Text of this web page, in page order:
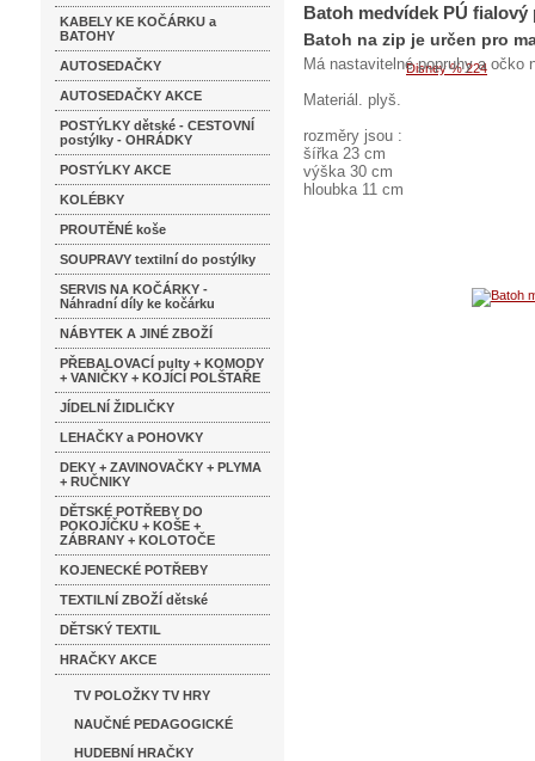
KABELY KE KOČÁRKU a
BATOHY
AUTOSEDAČKY
AUTOSEDAČKY AKCE
POSTÝLKY dětské - CESTOVNÍ
postýlky - OHRÁDKY
POSTÝLKY AKCE
KOLÉBKY
PROUTĚNÉ koše
SOUPRAVY textilní do postýlky
SERVIS NA KOČÁRKY -
Náhradní díly ke kočárku
NÁBYTEK A JINÉ ZBOŽÍ
PŘEBALOVACÍ pulty + KOMODY
+ VANIČKY + KOJÍCÍ POLŠTAŘE
JÍDELNÍ ŽIDLIČKY
LEHAČKY a POHOVKY
DEKY + ZAVINOVAČKY + PLYMA
+ RUČNIKY
DĚTSKÉ POTŘEBY DO
POKOJÍČKU + KOŠE +
ZÁBRANY + KOLOTOČE
KOJENECKÉ POTŘEBY
TEXTILNÍ ZBOŽÍ dětské
DĚTSKÝ TEXTIL
HRAČKY AKCE
TV POLOŽKY TV HRY
NAUČNÉ PEDAGOGICKÉ
HUDEBNÍ HRAČKY
Batoh medvídek PÚ fialový
Batoh na zip je určen pro
Má nastavitelné popruhy a očko
Materiál. plyš.
rozměry jsou :
šířka 23 cm
výška 30 cm
hloubka 11 cm